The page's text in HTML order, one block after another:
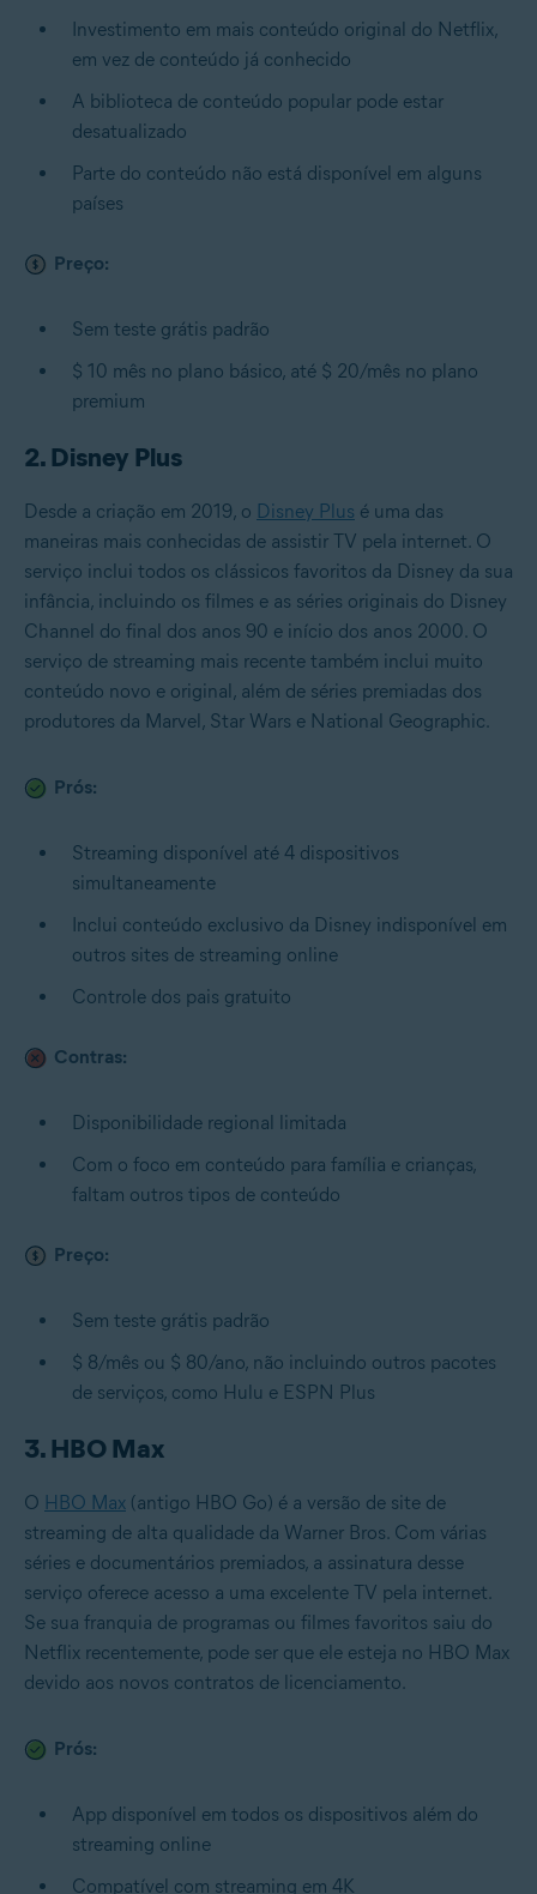
Investimento em mais conteúdo original do Netflix,
em vez de conteúdo já conhecido
A biblioteca de conteúdo popular pode estar
desatualizado
Parte do conteúdo não está disponível em alguns
países
Preço:
Sem teste grátis padrão
$ 10 mês no plano básico, até $ 20/mês no plano
premium
2. Disney Plus
Desde a criação em 2019, o Disney Plus é uma das
maneiras mais conhecidas de assistir TV pela internet. O
serviço inclui todos os clássicos favoritos da Disney da sua
infância, incluindo os filmes e as séries originais do Disney
Channel do final dos anos 90 e início dos anos 2000. O
serviço de streaming mais recente também inclui muito
conteúdo novo e original, além de séries premiadas dos
produtores da Marvel, Star Wars e National Geographic.
Prós:
Streaming disponível até 4 dispositivos
simultaneamente
Inclui conteúdo exclusivo da Disney indisponível em
outros sites de streaming online
Controle dos pais gratuito
Contras:
Disponibilidade regional limitada
Com o foco em conteúdo para família e crianças,
faltam outros tipos de conteúdo
Preço:
Sem teste grátis padrão
$ 8/mês ou $ 80/ano, não incluindo outros pacotes
de serviços, como Hulu e ESPN Plus
3. HBO Max
O HBO Max (antigo HBO Go) é a versão de site de
streaming de alta qualidade da Warner Bros. Com várias
séries e documentários premiados, a assinatura desse
serviço oferece acesso a uma excelente TV pela internet.
Se sua franquia de programas ou filmes favoritos saiu do
Netflix recentemente, pode ser que ele esteja no HBO Max
devido aos novos contratos de licenciamento.
Prós:
App disponível em todos os dispositivos além do
streaming online
Compatível com streaming em 4K